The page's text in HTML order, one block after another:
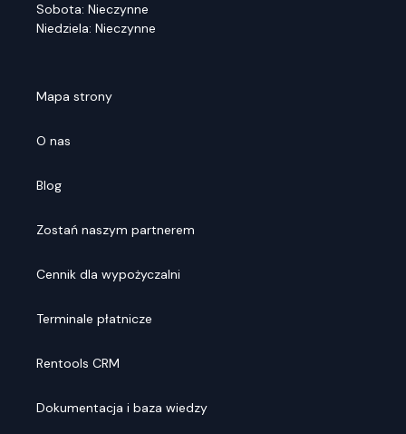
Sobota: Nieczynne
Niedziela: Nieczynne
Mapa strony
O nas
Blog
Zostań naszym partnerem
Cennik dla wypożyczalni
Terminale płatnicze
Rentools CRM
Dokumentacja i baza wiedzy